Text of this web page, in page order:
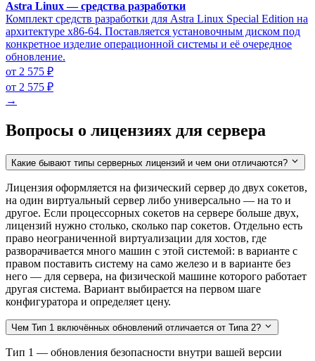
Astra Linux — средства разработки
Комплект средств разработки для Astra Linux Special Edition на
архитектуре x86-64. Поставляется установочным диском под
конкретное изделие операционной системы и её очередное
обновление.
от 2 575 ₽
от 2 575 ₽
→
Вопросы о лицензиях для сервера
Какие бывают типы серверных лицензий и чем они отличаются?
Лицензия оформляется на физический сервер до двух сокетов,
на один виртуальный сервер либо универсально — на то и
другое. Если процессорных сокетов на сервере больше двух,
лицензий нужно столько, сколько пар сокетов. Отдельно есть
право неограниченной виртуализации для хостов, где
разворачивается много машин с этой системой: в варианте с
правом поставить систему на само железо и в варианте без
него — для сервера, на физической машине которого работает
другая система. Вариант выбирается на первом шаге
конфигуратора и определяет цену.
Чем Тип 1 включённых обновлений отличается от Типа 2?
Тип 1 — обновления безопасности внутри вашей версии